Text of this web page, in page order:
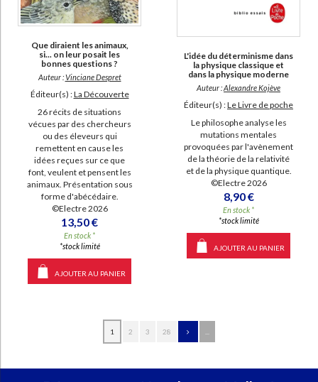
Que diraient les animaux,
si... on leur posait les
bonnes questions ?
Auteur :Vinciane Despret
Éditeur(s) :La Découverte
26 récits de situations
vécues par des chercheurs
ou des éleveurs qui
remettent en cause les
idées reçues sur ce que
font, veulent et pensent les
animaux. Présentation sous
forme d'abécédaire.
©Electre 2026
13,50 €
En stock *
*stock limité
AJOUTER AU PANIER
L'idée du déterminisme dans
la physique classique et
dans la physique moderne
Auteur :Alexandre Kojève
Éditeur(s) :Le Livre de poche
Le philosophe analyse les
mutations mentales
provoquées par l'avènement
de la théorie de la relativité
et de la physique quantique.
©Electre 2026
8,90 €
En stock *
*stock limité
AJOUTER AU PANIER
1 2 3 28 ...